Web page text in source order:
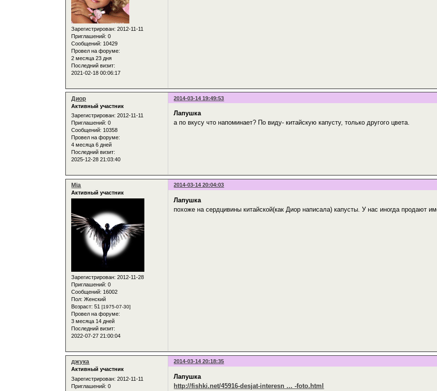
Зарегистрирован: 2012-11-11
Приглашений: 0
Сообщений: 10429
Провел на форуме:
2 месяца 23 дня
Последний визит:
2021-02-18 00:06:17
2014-03-14 19:49:53
Диор
Активный участник
Зарегистрирован: 2012-11-11
Приглашений: 0
Сообщений: 10358
Провел на форуме:
4 месяца 6 дней
Последний визит:
2025-12-28 21:03:40
Лапушка
а по вкусу что напоминает? По виду- китайскую капусту, только другого цвета.
2014-03-14 20:04:03
Mia
Активный участник
Зарегистрирован: 2012-11-28
Приглашений: 0
Сообщений: 16002
Пол: Женский
Возраст: 51[1975-07-30]
Провел на форуме:
3 месяца 14 дней
Последний визит:
2022-07-27 21:00:04
Лапушка
похоже на сердцивины китайской(как Диор написала) капусты. У нас иногда продают
2014-03-14 20:18:35
джука
Активный участник
Зарегистрирован: 2012-11-11
Приглашений: 0
Лапушка
http://fishki.net/45916-desjat-interesn … -foto.html